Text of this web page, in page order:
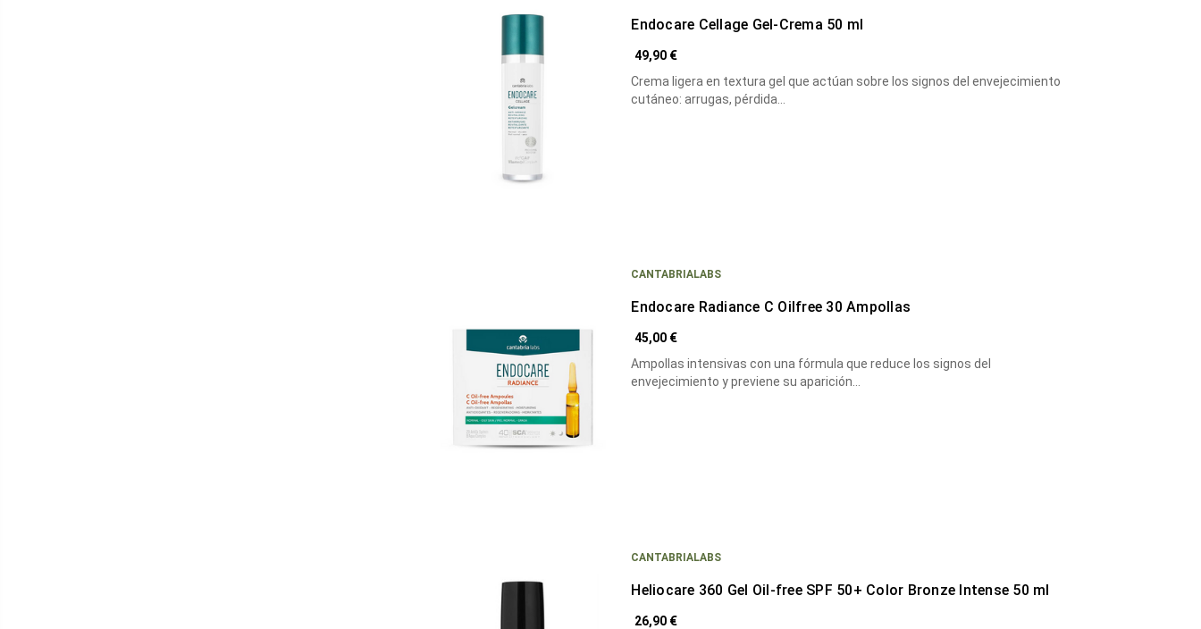
Endocare Cellage Gel-Crema 50 ml
49,90 €
Crema ligera en textura gel que actúan sobre los signos del envejecimiento
cutáneo: arrugas, pérdida…
CANTABRIALABS
Endocare Radiance C Oilfree 30 Ampollas
45,00 €
Ampollas intensivas con una fórmula que reduce los signos del
envejecimiento y previene su aparición…
CANTABRIALABS
Heliocare 360 Gel Oil-free SPF 50+ Color Bronze Intense 50 ml
26,90 €